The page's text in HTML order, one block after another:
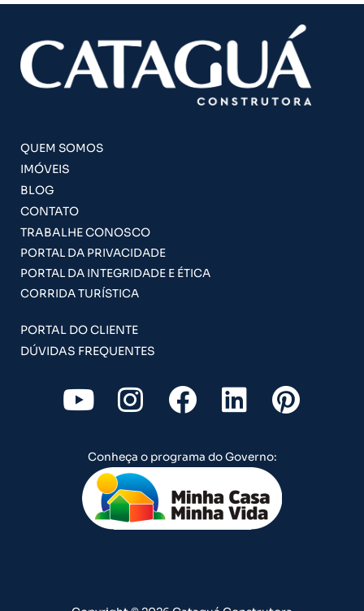
QUEM SOMOS
IMÓVEIS
BLOG
CONTATO
TRABALHE CONOSCO
PORTAL DA PRIVACIDADE
PORTAL DA INTEGRIDADE E ÉTICA
CORRIDA TURÍSTICA
PORTAL DO CLIENTE
DÚVIDAS FREQUENTES
Y
o
u
t
u
b
I
n
s
t
a
g
F
a
c
e
b
o
L
i
n
k
e
d
P
i
Conheça o programa do Governo: